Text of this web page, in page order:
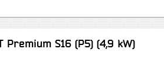
Premium S16 (P5) (4,9 kW)